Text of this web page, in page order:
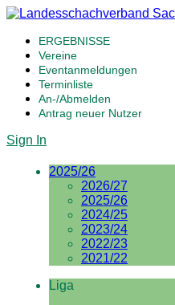
ERGEBNISSE
Vereine
Eventanmeldungen
Terminliste
An-/Abmelden
Antrag neuer Nutzer
Sign In
2025/26
2026/27
2025/26
2024/25
2023/24
2022/23
2021/22
Liga